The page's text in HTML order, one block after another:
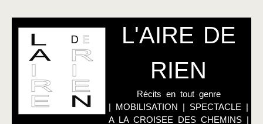
L'AIRE DE
RIEN
Récits en tout genre
| MOBILISATION | SPECTACLE |
A LA CROISEE DES CHEMINS|